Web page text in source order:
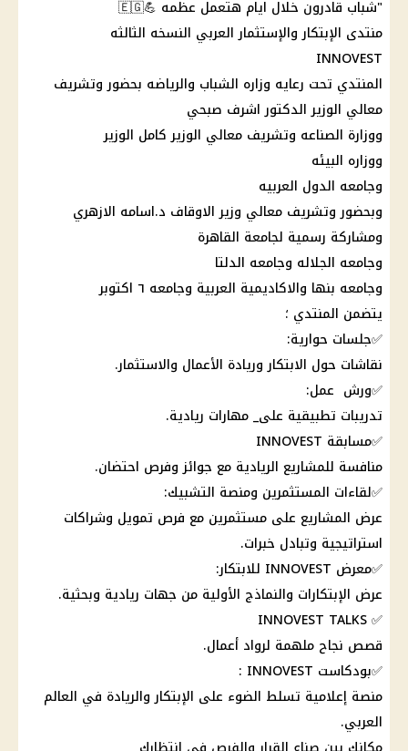
"شباب قادرون خلال ايام هتعمل عظمه 💪🇪🇬
منتدى الإبتكار والإستثمار العربي النسخه الثالثه
INNOVEST
المنتدي تحت رعايه وزاره الشباب والرياضه بحضور وتشريف
معالي الوزير الدكتور اشرف صبحي
ووزارة الصناعه وتشريف معالي الوزير كامل الوزير
ووزاره البيئه
وجامعه الدول العربيه
وبحضور وتشريف معالي وزير الاوقاف د.اسامه الازهري
ومشاركة رسمية لجامعة القاهرة
وجامعه الجلاله وجامعه الدلتا
وجامعه بنها والاكاديمية العربية وجامعه ٦ اكتوبر
يتضمن المنتدي ؛
✅جلسات حوارية:
نقاشات حول الابتكار وريادة الأعمال والاستثمار.
✅ورش عمل:
تدريبات تطبيقية على_ مهارات ريادية.
✅مسابقة INNOVEST
منافسة للمشاريع الريادية مع جوائز وفرص احتضان.
✅لقاءات المستثمرين ومنصة التشبيك:
عرض المشاريع على مستثمرين مع فرص تمويل وشراكات
استراتيجية وتبادل خبرات.
✅معرض INNOVEST للابتكار:
عرض الإبتكارات والنماذج الأولية من جهات ريادية وبحثية.
✅ INNOVEST TALKS
قصص نجاح ملهمة لرواد أعمال.
✅بودكاست INNOVEST :
منصة إعلامية تسلط الضوء على الإبتكار والريادة في العالم
العربي.